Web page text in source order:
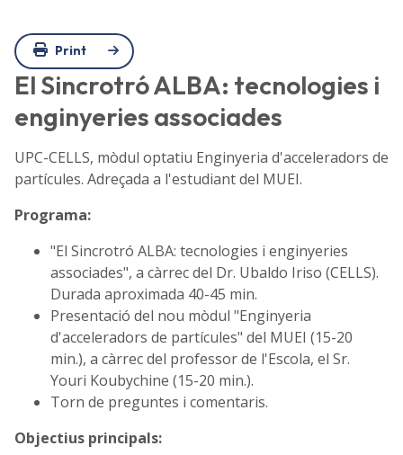
Print
El Sincrotró ALBA: tecnologies i
enginyeries associades
UPC-CELLS, mòdul optatiu Enginyeria d'acceleradors de
partícules. Adreçada a l'estudiant del MUEI.
Programa:
"El Sincrotró ALBA: tecnologies i enginyeries
associades", a càrrec del Dr. Ubaldo Iriso (CELLS).
Durada aproximada 40-45 min.
Presentació del nou mòdul "Enginyeria
d'acceleradors de partícules" del MUEI (15-20
min.), a càrrec del professor de l'Escola, el Sr.
Youri Koubychine (15-20 min.).
Torn de preguntes i comentaris.
Objectius principals: